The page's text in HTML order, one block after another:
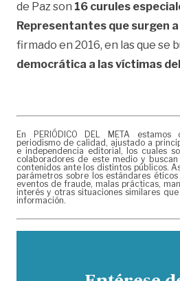
de Paz son 16 curules
Representantes que surgen
firmado en 2016, en las que se
democrática a las víctimas
En PERIÓDICO DEL META
periodismo de calidad, ajustado a
e independencia editorial, los cuales
colaboradores de este medio y
contenidos ante los distintos públicos.
parámetros sobre los estándares
eventos de fraude, malas prácticas,
interés y otras situaciones similares
información.